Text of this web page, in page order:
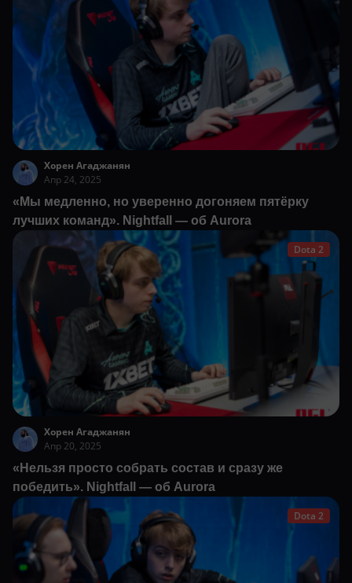
Хорен Агаджанян
Апр 24, 2025
«Мы медленно, но уверенно догоняем пятёрку
лучших команд». Nightfall — об Aurora
Dota 2
Хорен Агаджанян
Апр 20, 2025
«Нельзя просто собрать состав и сразу же
победить». Nightfall — об Aurora
Dota 2